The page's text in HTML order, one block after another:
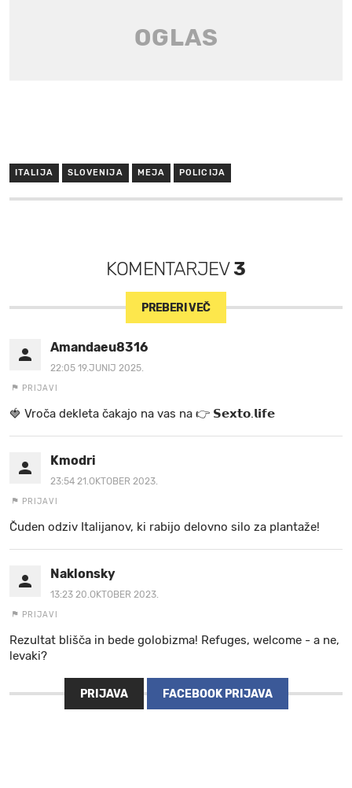
ITALIJA SLOVENIJA MEJA POLICIJA
KOMENTARJEV3
PREBERI VEČ
Amandaeu8316
22:05 19.JUNIJ 2025.
PRIJAVI
🍓 V r o č a d e k l e t a ča k a jo na va s n a 👉 𝗦𝗲𝘅𝘁𝗼.𝗹𝗶𝗳𝗲
Kmodri
23:54 21.OKTOBER 2023.
PRIJAVI
Čuden odziv Italijanov, ki rabijo delovno silo za plantaže!
Naklonsky
13:23 20.OKTOBER 2023.
PRIJAVI
Rezultat blišča in bede golobizma! Refuges, welcome - a ne,
levaki?
PRIJAVA FACEBOOK PRIJAVA